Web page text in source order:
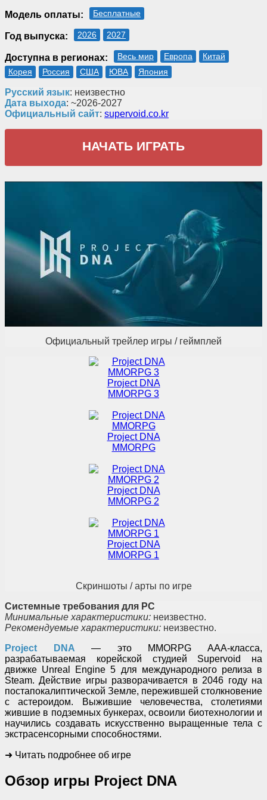
Модель оплаты: Бесплатные
Год выпуска: 2026 2027
Доступна в регионах: Весь мир Европа
Китай
Корея
Россия США ЮВА Япония
Русский язык: неизвестно
Дата выхода: ~2026-2027
Официальный сайт: supervoid.co.kr
НАЧАТЬ ИГРАТЬ
Официальный трейлер игры / геймплей
Project DNA
MMORPG 3
Project DNA
MMORPG
Project DNA
MMORPG 2
Project DNA
MMORPG 1
Скриншоты / арты по игре
Системные требования для PC
Минимальные характеристики: неизвестно.
Рекомендуемые характеристики: неизвестно.
Project DNA — это MMORPG AAA-класса,
разрабатываемая корейской студией Supervoid на
движке Unreal Engine 5 для международного релиза в
Steam. Действие игры разворачивается в 2046 году на
постапокалиптической Земле, пережившей столкновение
с астероидом. Выжившие человечества, столетиями
жившие в подземных бункерах, освоили биотехнологии и
научились создавать искусственно выращенные тела с
экстрасенсорными способностями.
➜ Читать подробнее об игре
Обзор игры Project DNA